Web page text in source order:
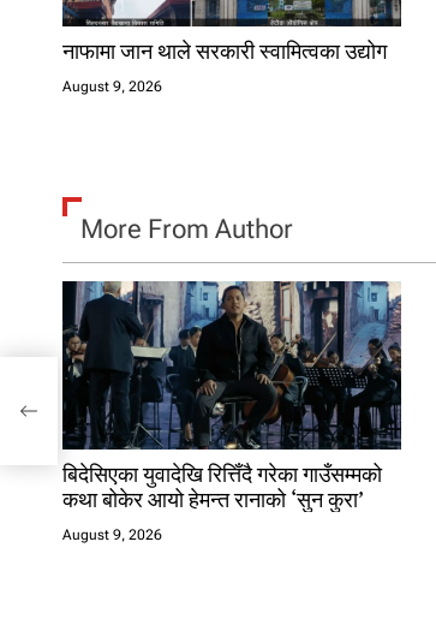
n
नाफामा जान थाले सरकारी स्वामित्वका उद्योग
August 9, 2026
More From Author
बिदेसिएका युवादेखि रित्तिँदै गरेका गाउँसम्मको
कथा बोकेर आयो हेमन्त रानाको ‘सुन कुरा’
August 9, 2026